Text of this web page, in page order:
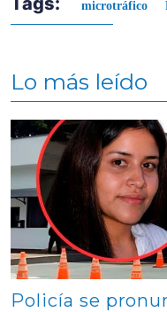
microtráfico
Lo más leído
Contenido multimedia
Policía se